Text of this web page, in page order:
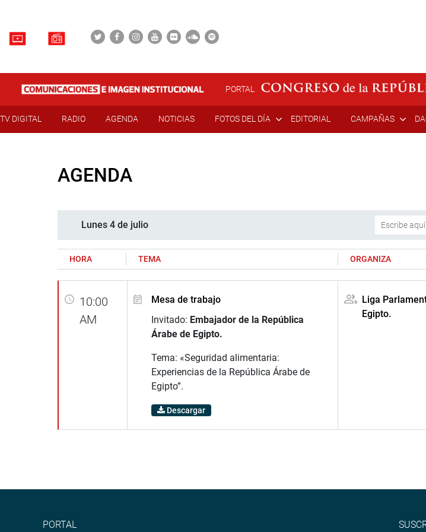
PORTAL
TV DIGITAL RADIO AGENDA NOTICIAS FOTOS DEL DÍA EDITORIAL CAMPAÑAS
AGENDA
Lunes 4 de julio
HORA TEMA ORGANIZA
10:00
AM
Mesa de trabajo
Invitado: Embajador de la República
Árabe de Egipto.
Tema: «Seguridad alimentaria:
Experiencias de la República Árabe de
Egipto”.
Descargar
Liga
Egipto.
PORTAL